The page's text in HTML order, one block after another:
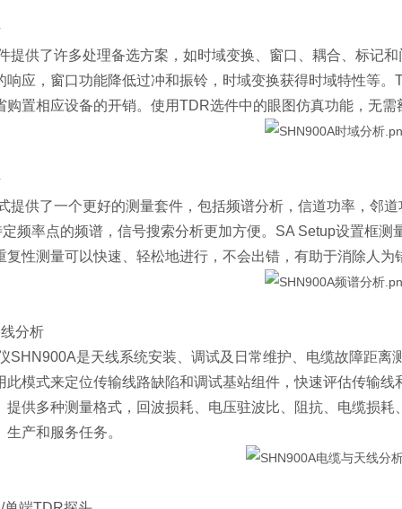
供了许多处理备选方案，如时域变换、窗口、耦合、标记
响应，窗口功能降低过冲和振铃，时域变换获得时域特性等
购置相应设备的开销。使用TDR选件中的眼图仿真功能，无
供了一个更好的测量套件，包括频谱分析，信道功率，邻
频率点的频谱，信号搜索分析更加方便。SA Setup设置框
复性测量可以快速、轻松地进行，不会出错，有助于消除人
分析
是天线系统安装、调试及日常维护、电缆故障距离
此模式来定位传输线路缺陷和调试基站组件，快速评估传输
提供多种测量格式，回波损耗、电压驻波比、阻抗、电缆损
产和服务任务。